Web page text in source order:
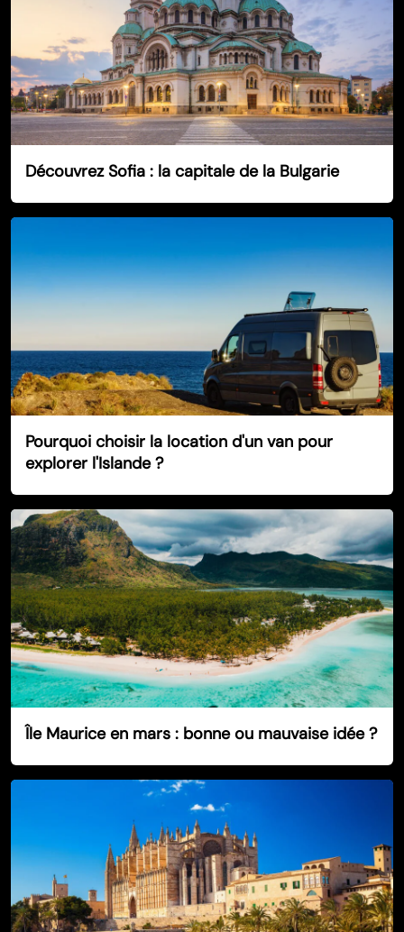
Découvrez Sofia : la capitale de la Bulgarie
Pourquoi choisir la location d'un van pour
explorer l'Islande ?
Île Maurice en mars : bonne ou mauvaise idée ?